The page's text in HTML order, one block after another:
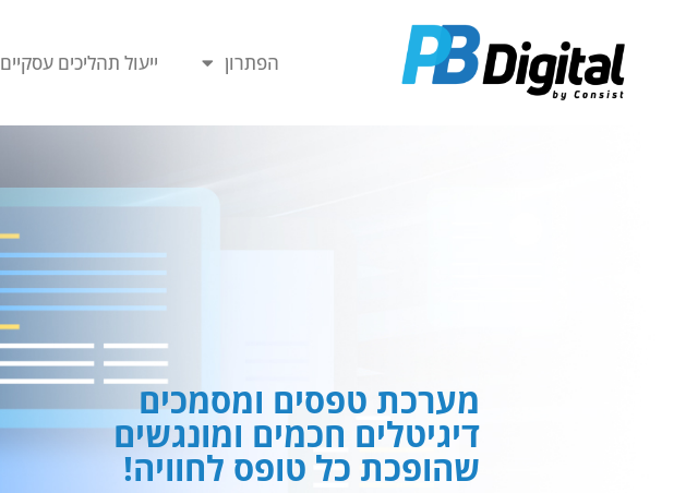
הפתרון ייעול תהליכים עסקיים
מערכת טפסים ומסמכים
דיגיטלים חכמים ומונגשים
שהופכת כל טופס לחוויה!